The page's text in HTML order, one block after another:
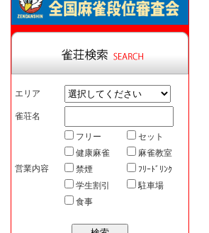
エリア
雀荘名
営業内容
フリー
セット
健康麻雀
麻雀教室
禁煙
ﾌﾘｰﾄﾞﾘﾝｸ
学生割引
駐車場
食事